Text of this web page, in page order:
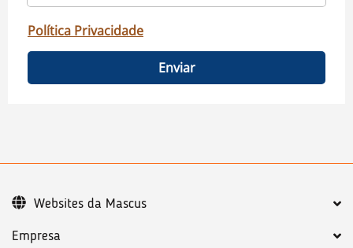
Política Privacidade
Enviar
Empresa
Websites da Mascus